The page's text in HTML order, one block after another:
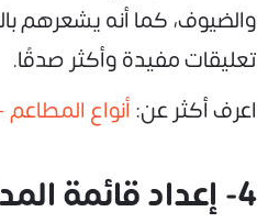
والضيوف، كما أنه يشعرهم
تعليقات مفيدة وأكثر صدقًا.
اعرف أكثر عن:أنواع المطاعم - 20 نوع تختار من
4- إعداد قائمة المدعوين